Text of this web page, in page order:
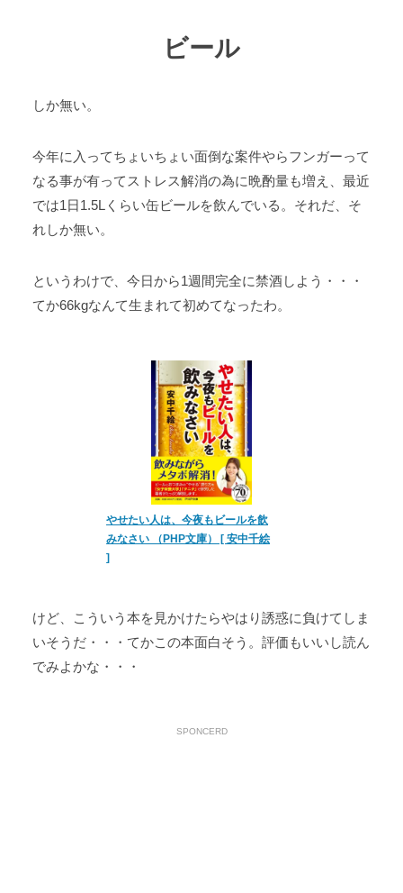
ビール
しか無い。
今年に入ってちょいちょい面倒な案件やらフンガーって
なる事が有ってストレス解消の為に晩酌量も増え、最近
では1日1.5Lくらい缶ビールを飲んでいる。それだ、そ
れしか無い。
というわけで、今日から1週間完全に禁酒しよう・・・
てか66kgなんて生まれて初めてなったわ。
やせたい人は、今夜もビールを飲
みなさい （PHP文庫） [ 安中千絵
]
けど、こういう本を見かけたらやはり誘惑に負けてしま
いそうだ・・・てかこの本面白そう。評価もいいし読ん
でみよかな・・・
SPONCERD